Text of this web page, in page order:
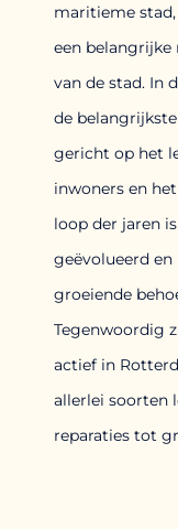
maritieme
een
van de stad. In
de
gericht op het
inwoners en
loop der jaren
geëvolueerd
groeiende
Tegenwoordig
actief in
allerlei soorten
reparaties tot